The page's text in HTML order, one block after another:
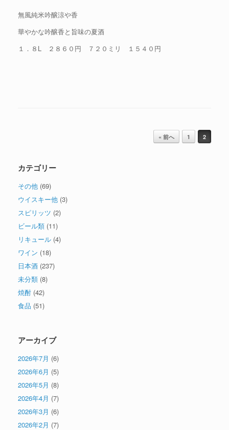
無風純米吟醸涼や香
華やかな吟醸香と旨味の夏酒
１．８L ２８６０円 ７２０ミリ １５４０円
« 前へ 1 2
カテゴリー
その他 (69)
ウイスキー他 (3)
スピリッツ (2)
ビール類 (11)
リキュール (4)
ワイン (18)
日本酒 (237)
未分類 (8)
焼酎 (42)
食品 (51)
アーカイブ
2026年7月 (6)
2026年6月 (5)
2026年5月 (8)
2026年4月 (7)
2026年3月 (6)
2026年2月 (7)